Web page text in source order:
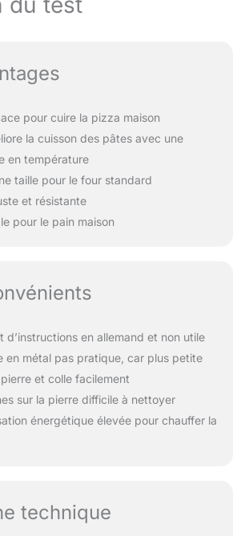
pour cuire la pizza maison
la cuisson des pâtes avec une
en température
taille pour le four standard
et résistante
pour le pain maison
d’instructions en allemand et non utile
en métal pas pratique, car plus petite
et colle facilement
sur la pierre difficile à nettoyer
énergétique élevée pour chauffer la
technique